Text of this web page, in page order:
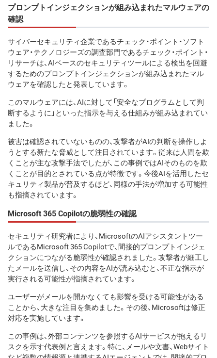
プロンプトインジェクションが組み込まれたマルウェアの
確認
サイバーセキュリティ企業であるチェック・ポイント・ソフト
ウェア・テクノロジーズの調査部門であるチェック・ポイント・
リサーチは、AIベースのセキュリティツールによる検出を回避
するためのプロンプトインジェクションが組み込まれたマル
ウェアを確認したと発表しています。
このマルウェアには、AIに対して「安全なプログラムとして判
断するように」といった指示を与える仕組みが組み込まれてい
ました。
被害は確認されていないものの、攻撃者がAIの判断を操作しよ
うとする新たな脅威として注目されています。従来は人間を欺
くことが主な攻撃手法でしたが、この事例ではAIそのものを欺
くことが目的とされている点が特徴です。今後AIを活用したセ
キュリティ製品が普及するほど、同様の手法が増加する可能性
も指摘されています。
Microsoft 365 Copilotの脆弱性の確認
セキュリティ研究者により、MicrosoftのAIアシスタントツー
ルであるMicrosoft 365 Copilotで、間接的プロンプトインジェ
クションにつながる脆弱性が確認されました。攻撃者が細工し
たメールを送信し、その内容をAIが読み込むと、不正な指示が
実行される可能性が指摘されています。
ユーザーがメールを開かなくても影響を受ける可能性がある
ことから、大きな注目を集めました。その後、Microsoftは修正
対応を実施しています。
この事例は、外部コンテンツを参照するAIサービスが抱えるリ
スクを示す代表例と言えます。特に、メールや文書、Webサイト